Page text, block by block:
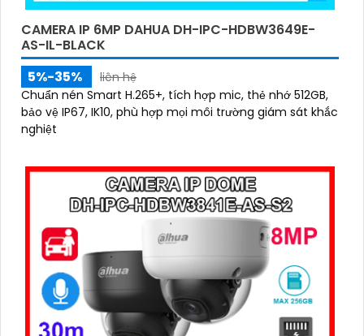
CAMERA IP 6MP DAHUA DH-IPC-HDBW3649E-
AS-IL-BLACK
5%-35%
liên hệ
Chuẩn nén Smart H.265+, tích hợp mic, thẻ nhớ 512GB,
bảo vệ IP67, IK10, phù hợp mọi môi trường giám sát khắc
nghiệt